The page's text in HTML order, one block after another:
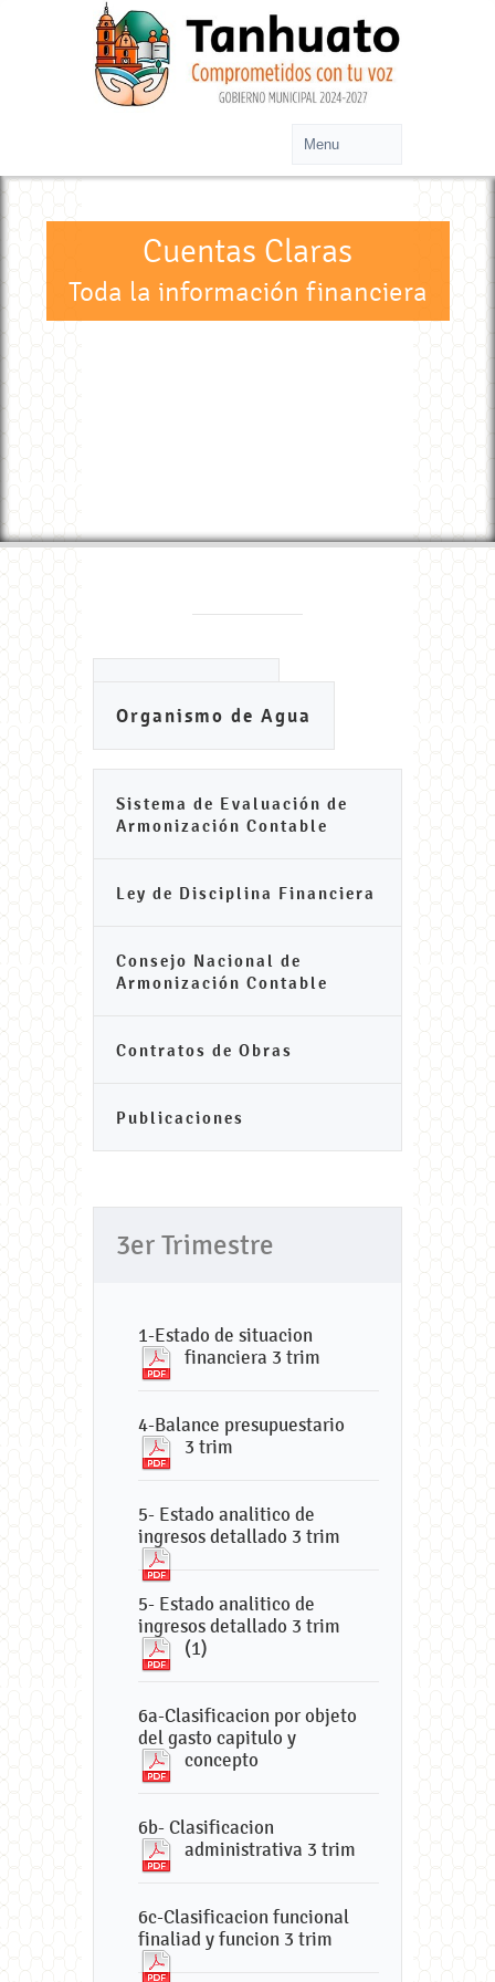
Cuentas Claras
Toda la información financiera
Organismo de Agua
Sistema de Evaluación de
Armonización Contable
Ley de Disciplina Financiera
Consejo Nacional de
Armonización Contable
Contratos de Obras
Publicaciones
3er Trimestre
1-Estado de situacion
financiera 3 trim
4-Balance presupuestario
3 trim
5- Estado analitico de
ingresos detallado 3 trim
5- Estado analitico de
ingresos detallado 3 trim
(1)
6a-Clasificacion por objeto
del gasto capitulo y
concepto
6b- Clasificacion
administrativa 3 trim
6c-Clasificacion funcional
finaliad y funcion 3 trim